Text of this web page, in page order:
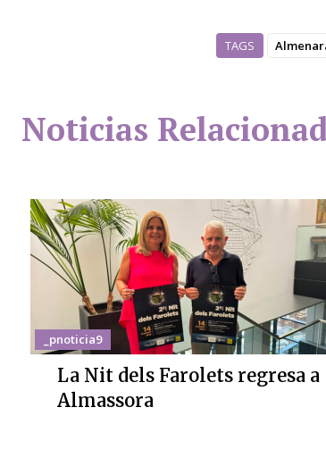
TAGS
Noticias
_pnoticia9
La Nit dels Farolets regresa a
Almassora